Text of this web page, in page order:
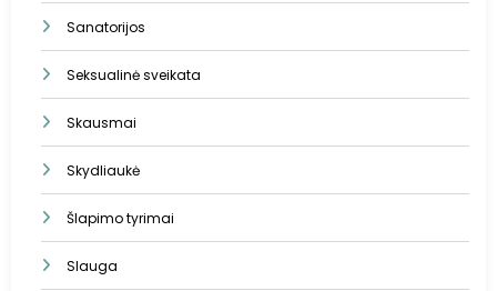
Sanatorijos
Seksualinė sveikata
Skausmai
Skydliaukė
Šlapimo tyrimai
Slauga